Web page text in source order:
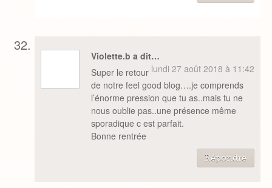
Violette.b a dit…
lundi 27 août 2018 à 11:42
Super le retour
de notre feel good blog….je comprends
l’énorme pression que tu as..mais tu ne
nous oublie pas..une présence même
sporadique c est parfait.
Bonne rentrée
Répondre